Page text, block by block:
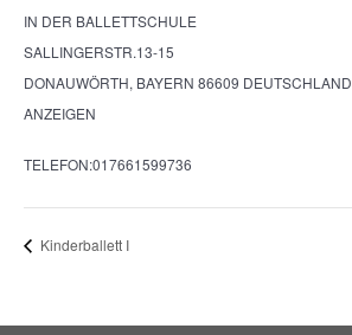
IN DER BALLETTSCHULE
SALLINGERSTR.13-15
DONAUWÖRTH, BAYERN 86609 DEUTSCHLAND
ANZEIGEN
TELEFON:017661599736
Kinderballett I